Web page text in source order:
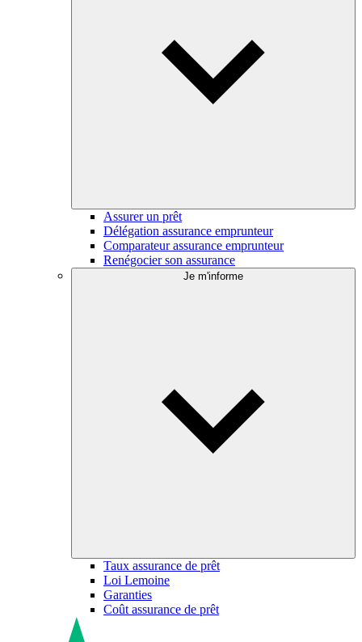
Assurer un prêt
Délégation assurance emprunteur
Comparateur assurance emprunteur
Renégocier son assurance
Je m'informe
Taux assurance de prêt
Loi Lemoine
Garanties
Coût assurance de prêt